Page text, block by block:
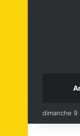
dimanche